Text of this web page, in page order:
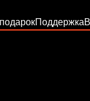
Поддержка